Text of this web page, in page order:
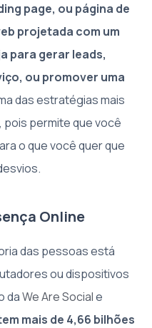
page, ou página de
projetada com um
para gerar leads,
ou promover uma
das estratégias mais
permite que você
o que você quer que
Online
das pessoas está
ou dispositivos
daWe Are Sociale
mais de 4,66 bilhões